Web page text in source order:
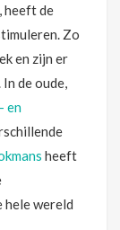
heeft de
Zo
en zijn er
de oude,
en
heeft
hele wereld